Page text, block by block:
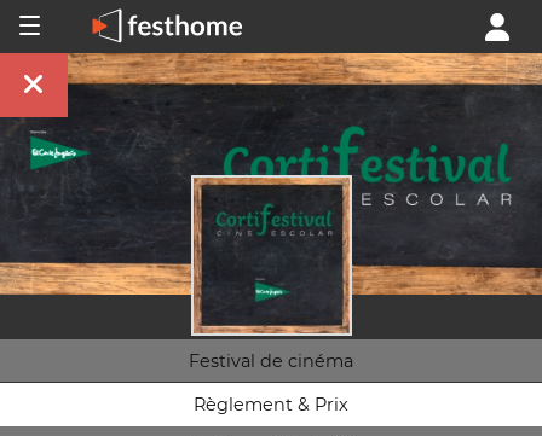
Festival de cinéma
Règlement & Prix